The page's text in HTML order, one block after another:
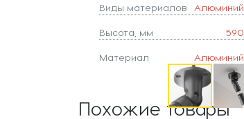
Виды материалов Алюминий
Высота, мм 590
Материал Алюминий
Похожие товары